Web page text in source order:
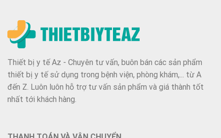
Thiết bị y tế Az - Chuyên tư vấn, buôn bán các sản phẩm
thiết bị y tế sử dụng trong bệnh viện, phòng khám,... từ A
đến Z. Luôn luôn hỗ trợ tư vấn sản phẩm và giá thành tốt
nhất tới khách hàng.